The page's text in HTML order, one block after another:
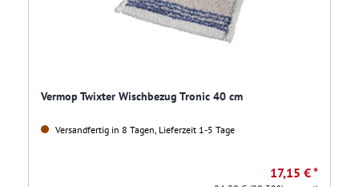
Vermop Twixter Wischbezug Tronic 40 cm
Versandfertig in 8 Tagen, Lieferzeit 1-5 Tage
17,15 € *